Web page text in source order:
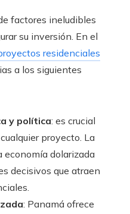
factores ineludibles
su inversión. En el
residenciales
a los siguientes
y política: es crucial
proyecto. La
dolarizada
decisivos que atraen
: Panamá ofrece